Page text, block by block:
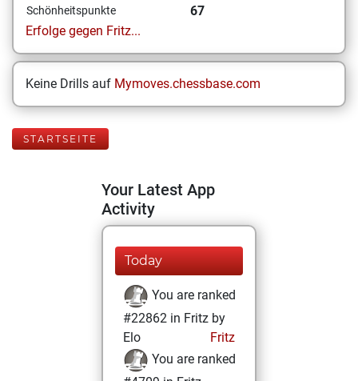
Schönheitspunkte
67
Erfolge gegen Fritz...
Keine Drills auf Mymoves.chessbase.com
STARTSEITE
Your Latest App
Activity
Today
You are ranked
#22862 in Fritz by
Elo
Fritz
You are ranked